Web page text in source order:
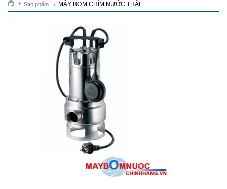
Sản phẩm MÁY BƠM CHÌM NƯỚC THẢI